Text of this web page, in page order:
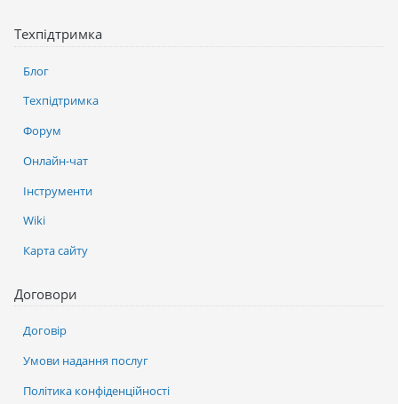
Техпідтримка
Блог
Техпідтримка
Форум
Онлайн-чат
Інструменти
Wiki
Карта сайту
Договори
Договір
Умови надання послуг
Політика конфіденційності